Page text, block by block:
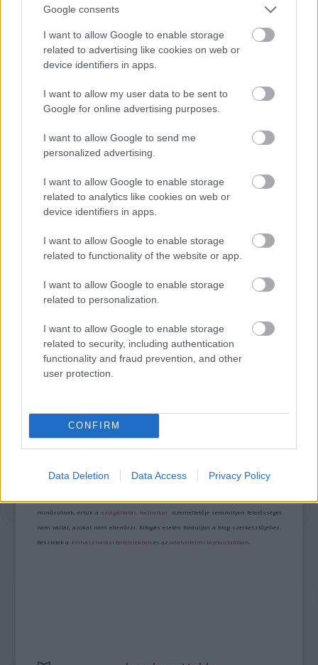
Google consents
I want to allow Google to enable storage
related to advertising like cookies on web or
device identifiers in apps.
I want to allow my user data to be sent to
Google for online advertising purposes.
I want to allow Google to send me
personalized advertising.
I want to allow Google to enable storage
related to analytics like cookies on web or
device identifiers in apps.
I want to allow Google to enable storage
related to functionality of the website or app.
I want to allow Google to enable storage
related to personalization.
I want to allow Google to enable storage
related to security, including authentication
functionality and fraud prevention, and other
user protection.
CONFIRM
Data Deletion Data Access Privacy Policy
AZ EMBERSÉG ÜNNEPE
VECSEI H. MIKLÓS A ZSÁMBÉKI NYÁRI
SZÍNHÁZRÓL
MUCSI ZOLTÁN VISSZATÉR – EGY ÉLETEM
A bejegyzés trackback címe:
https://kulturpart.hu/api/trackback/id/7910114
Kommentek:
minősülnek, értük a szolgáltatás technikai üzemeltetője semmilyen felelősséget
nem vállal, azokat nem ellenőrzi. Kifogás esetén forduljon a blog szerkesztőjéhez.
Részletek a Felhasználási feltételekben és azadatvédelmi tájékoztatóban